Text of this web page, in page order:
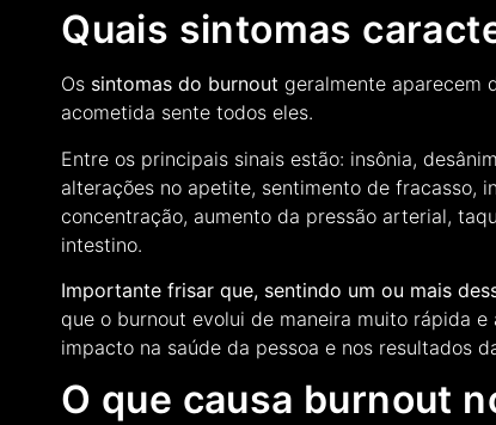
Quais sintomas
Os sintomas do burnout geralmente aparecem
acometida sente todos eles.
Entre os principais sinais estão: insônia,
alterações no apetite, sentimento de fracasso,
concentração, aumento da pressão arterial,
intestino.
Importante frisar que, sentindo um ou mais
que o burnout evolui de maneira muito rápida
impacto na saúde da pessoa e nos resultados
O que causa burnout